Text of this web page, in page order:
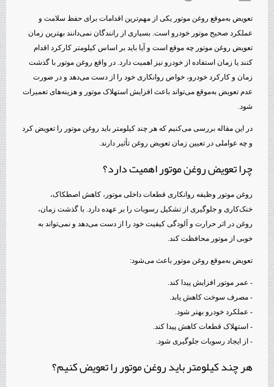
تعویض به‌موقع روغن موتور یکی از مهم‌ترین اقدامات برای حفظ سلامت و
عملکرد صحیح موتور خودرو است. بسیاری از رانندگان نمی‌دانند بهترین زمان
تعویض روغن موتور چه موقع است و آیا باید بر اساس کیلومتر کارکرد اقدام
کنند یا زمان استفاده از خودرو نیز اهمیت دارد. در واقع روغن موتور با گذشت
زمان و کارکرد خودرو، خواص روانکاری خود را از دست می‌دهد و در صورت
عدم تعویض به‌موقع می‌تواند باعث افزایش استهلاک موتور و هزینه‌های تعمیرات
شود.
در این مقاله بررسی می‌کنیم که هر چند کیلومتر باید روغن موتور را تعویض کرد
و چه عواملی در تعیین زمان تعویض روغن تأثیر دارند.
چرا تعویض روغن موتور اهمیت دارد؟
روغن موتور وظیفه روانکاری قطعات داخلی موتور، کاهش اصطکاک،
خنک‌کاری و جلوگیری از تشکیل رسوبات را بر عهده دارد. با گذشت زمان،
روغن در اثر حرارت و آلودگی کیفیت خود را از دست می‌دهد و نمی‌تواند به
خوبی از موتور محافظت کند.
تعویض به‌موقع روغن موتور باعث می‌شود:
- عمر موتور افزایش پیدا کند.
- مصرف سوخت کاهش یابد.
- عملکرد خودرو بهتر شود.
- استهلاک قطعات کاهش پیدا کند.
- از ایجاد رسوبات جلوگیری شود.
هر چند کیلومتر باید روغن موتور را تعویض کنیم؟